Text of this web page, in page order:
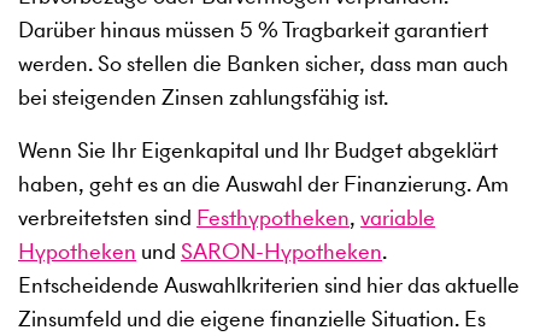
Darüber hinaus müssen 5 % Tragbarkeit garantiert
werden. So stellen die Banken sicher, dass man auch
bei steigenden Zinsen zahlungsfähig ist.
Wenn Sie Ihr Eigenkapital und Ihr Budget abgeklärt
haben, geht es an die Auswahl der Finanzierung. Am
verbreitetsten sind Festhypotheken, variable
Hypotheken und SARON-Hypotheken.
Entscheidende Auswahlkriterien sind hier das aktuelle
Zinsumfeld und die eigene finanzielle Situation. Es